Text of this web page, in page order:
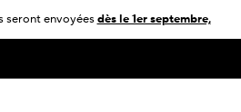
seront envoyéesdès le 1er septembre,